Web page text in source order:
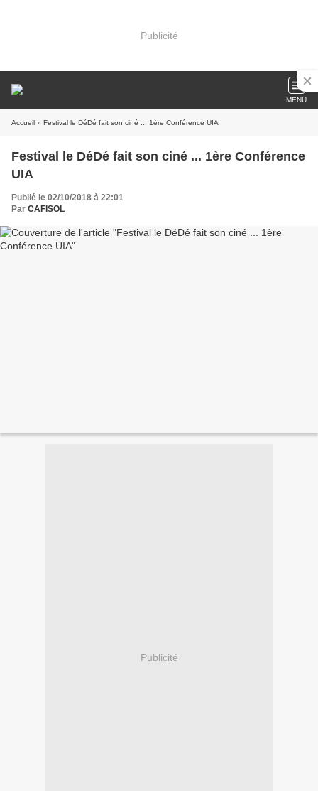
Publicité
MENU
Accueil » Festival le DéDé fait son ciné ... 1ère Conférence UIA
Festival le DéDé fait son ciné ... 1ère Conférence
UIA
Publié le 02/10/2018 à 22:01
Par CAFISOL
Publicité